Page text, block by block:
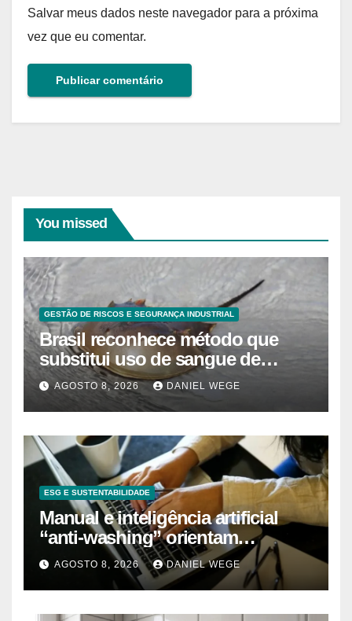
Salvar meus dados neste navegador para a próxima
vez que eu comentar.
You missed
GESTÃO DE RISCOS E SEGURANÇA INDUSTRIAL
Brasil reconhece método que
substitui uso de sangue de
caranguejo-ferradura em testes
farmacêuticos
AGOSTO 8, 2026 DANIEL WEGE
ESG E SUSTENTABILIDADE
Manual e inteligência artificial
“anti-washing” orientam
empresas
AGOSTO 8, 2026 DANIEL WEGE